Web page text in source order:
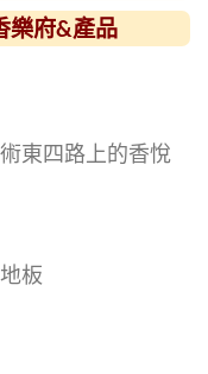
樂府&產品
東四路上的香悅
板